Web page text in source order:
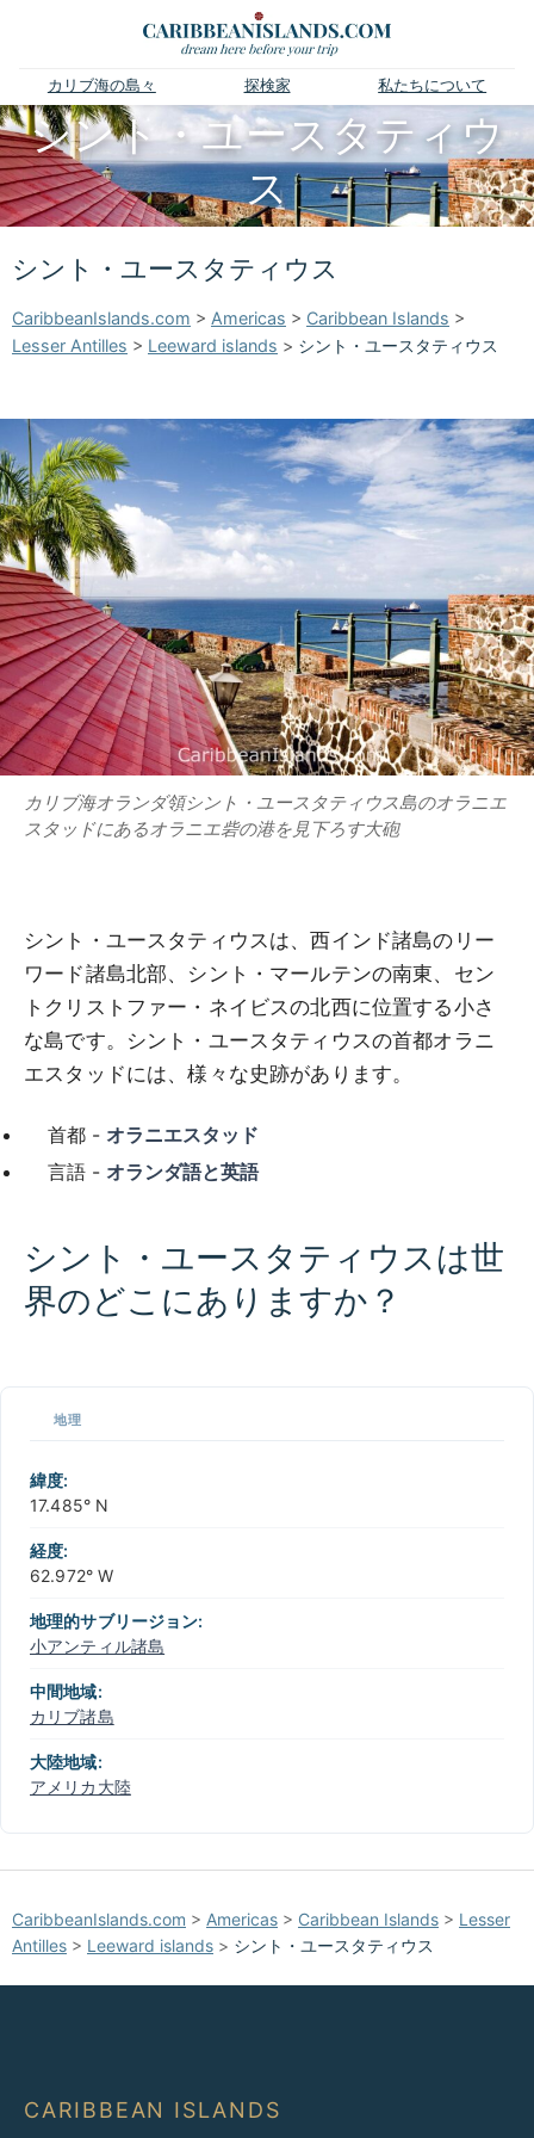
カリブ海の島々 探検家 私たちについて
シント・ユースタティウ
ス
シント・ユースタティウス
CaribbeanIslands.com > Americas > Caribbean Islands >
Lesser Antilles > Leeward islands > シント・ユースタティウス
カリブ海オランダ領シント・ユースタティウス島のオラニエ
スタッドにあるオラニエ砦の港を見下ろす大砲
シント・ユースタティウスは、西インド諸島のリー
ワード諸島北部、シント・マールテンの南東、セン
トクリストファー・ネイビスの北西に位置する小さ
な島です。シント・ユースタティウスの首都オラニ
エスタッドには、様々な史跡があります。
首都 - オラニエスタッド
言語 - オランダ語と英語
シント・ユースタティウスは世
界のどこにありますか？
100 km / 62.1 mi
−
地理
緯度:
17.485° N
経度:
62.972° W
地理的サブリージョン:
小アンティル諸島
中間地域:
カリブ諸島
大陸地域:
アメリカ大陸
CaribbeanIslands.com > Americas > Caribbean Islands > Lesser
Antilles > Leeward islands > シント・ユースタティウス
CARIBBEAN ISLANDS